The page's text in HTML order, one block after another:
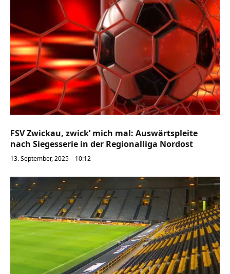
FSV Zwickau, zwick’ mich mal: Auswärtspleite
nach Siegesserie in der Regionalliga Nordost
13. September, 2025 – 10:12